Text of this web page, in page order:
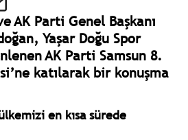
AK Parti Genel Başkanı
Yaşar Doğu Spor
AK Parti Samsun 8.
katılarak bir konuşma
en kısa sürede